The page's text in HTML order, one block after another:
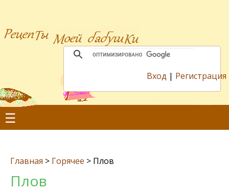
Вход | Регистрация
☰
Главная > Горячее > Плов
Плов